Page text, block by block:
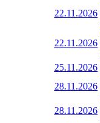
22.11.2026
22.11.2026
25.11.2026
28.11.2026
28.11.2026